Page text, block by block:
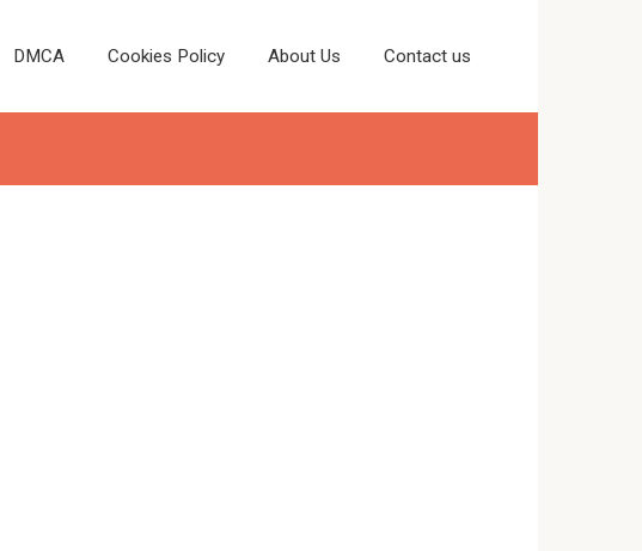
DMCA Cookies Policy About Us Contact us